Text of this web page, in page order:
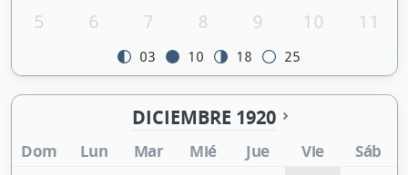
5
6 7 8 9 10 11
03 10 18 25
DICIEMBRE 1920
Dom Lun Mar Mié Jue Vie Sáb